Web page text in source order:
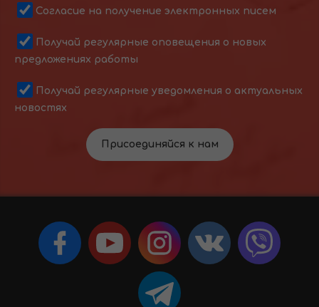
Согласие на получение электронных писем
Получай регулярные оповещения о новых
предложениях работы
Получай регулярные уведомления о актуальных
новостях
Присоединяйся к нам